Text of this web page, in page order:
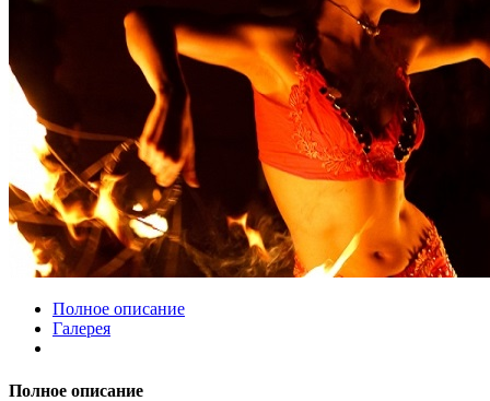
Полное описание
Галерея
Полное описание